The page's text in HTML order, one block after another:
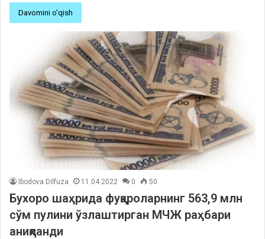
Davomini o'qish
Ibodova Dilfuza 11.04.2022 0 50
Бухоро шаҳрида фуқароларнинг 563,9 млн
сўм пулини ўзлаштирган МЧЖ раҳбари
аниқланди